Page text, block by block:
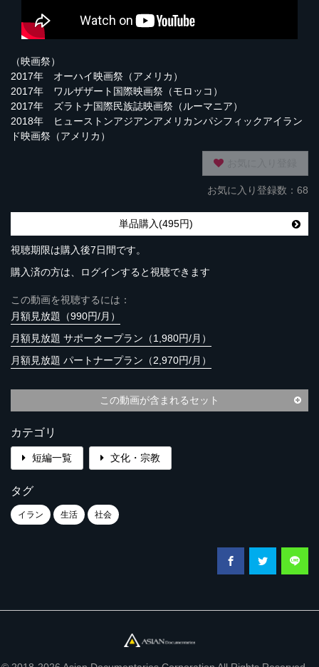
（映画祭）
2017年 オーハイ映画祭（アメリカ）
2017年 ワルザザート国際映画祭（モロッコ）
2017年 ズラトナ国際民族誌映画祭（ルーマニア）
2018年 ヒューストンアジアンアメリカンパシフィックアイラン
ド映画祭（アメリカ）
お気に入り登録数：68
単品購入(495円)
視聴期限は購入後7日間です。
購入済の方は、ログインすると視聴できます
この動画を視聴するには：
月額見放題（990円/月）
月額見放題 サポータープラン（1,980円/月）
月額見放題 パートナープラン（2,970円/月）
この動画が含まれるセット
カテゴリ
短編一覧 文化・宗教
タグ
イラン 生活 社会